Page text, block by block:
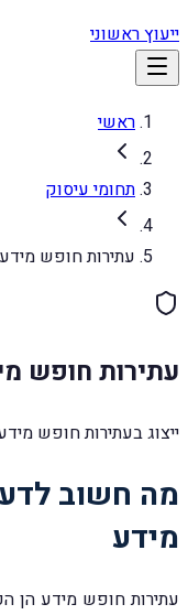
ייעוץ ראשוני
ראשי
תחומי עיסוק
עתירות חופש מידע
עתירות חופש
ייצוג בעתירות חופש
מה חשוב
מידע
עתירות חופש מידע הן